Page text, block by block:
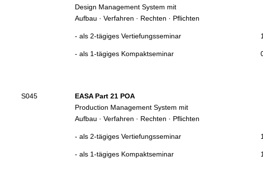
Design Management System mit
Aufbau · Verfahren · Rechten · Pflichten
- als 2-tägiges Vertiefungsseminar
- als 1-tägiges Kompaktseminar
S045 EASA Part 21 POA
Production Management System mit
Aufbau · Verfahren · Rechten · Pflichten
- als 2-tägiges Vertiefungsseminar
- als 1-tägiges Kompaktseminar